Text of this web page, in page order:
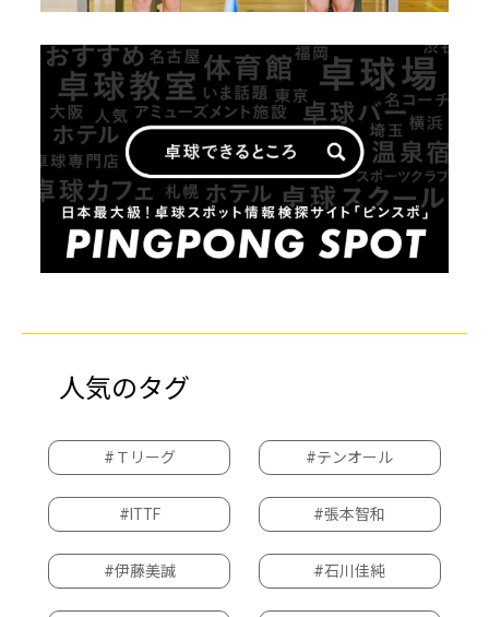
人気のタグ
#Ｔリーグ #テンオール
#ITTF #張本智和
#伊藤美誠 #石川佳純